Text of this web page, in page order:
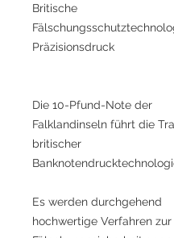
Britische
Präzisionsdruck
Die 10-Pfund-Note der
Falklandinseln führt die
britischer
Es werden durchgehend
hochwertige Verfahren zur